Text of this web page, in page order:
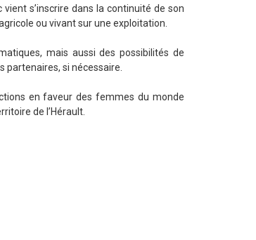
s’inscrire dans la continuité de son
ou vivant sur une exploitation.
mais aussi des possibilités de
partenaires, si nécessaire.
en faveur des femmes du monde
de l’Hérault.